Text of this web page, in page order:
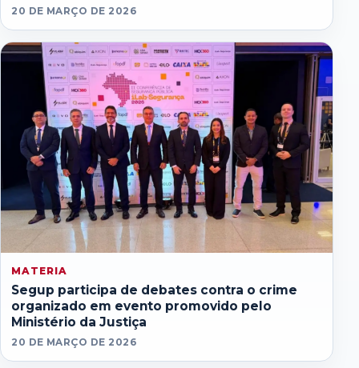
20 DE MARÇO DE 2026
MATERIA
Segup participa de debates contra o crime
organizado em evento promovido pelo
Ministério da Justiça
20 DE MARÇO DE 2026